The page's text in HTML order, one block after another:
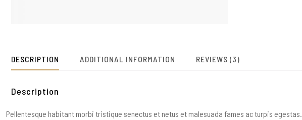
DESCRIPTION ADDITIONAL INFORMATION REVIEWS (3)
Description
Pellentesque habitant morbi tristique senectus et netus et malesuada fames ac turpis egestas.